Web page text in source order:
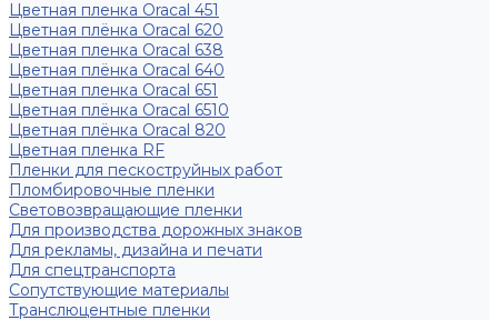
Цветная пленка Oracal 451
Цветная плёнка Oracal 620
Цветная пленка Oracal 638
Цветная плёнка Oracal 640
Цветная пленка Oracal 651
Цветная плёнка Oracal 6510
Цветная плёнка Oracal 820
Цветная пленка RF
Пленки для пескоструйных работ
Пломбировочные пленки
Световозвращающие пленки
Для производства дорожных знаков
Для рекламы, дизайна и печати
Для спецтранспорта
Сопутствующие материалы
Транслюцентные пленки